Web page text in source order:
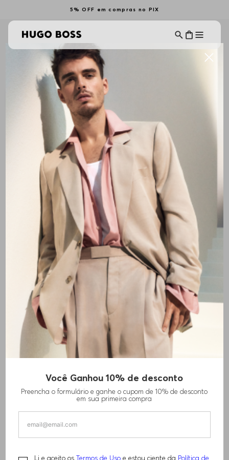
5% OFF em compras no PIX
Você Ganhou 10% de desconto
Preencha o formulário e ganhe o cupom de 10% de desconto
em sua primeira compra
Li e aceito os Termos de Uso e estou ciente da Política de
KIDS FOR GIRLS
ALL BRANDS Filtrar
CAMISETA INFANTIL DE MALHA
DE ALGODÃO E LOGO DE ALTO
CONTRASTE
380,00
COR
CAMISETA INFANTIL EM
ALGODÃO COM LOGO
CORES